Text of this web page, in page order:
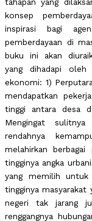
konsep
inspirasi bagi
pemberdayaan di
buku ini akan
yang dihadapi oleh
ekonomi: 1)
mendapatkan
tinggi antara desa
Mengingat
rendahnya
melahirkan
tingginya angka
yang memilih untuk
tingginya masyarakat
negeri tak jarang
renggangnya